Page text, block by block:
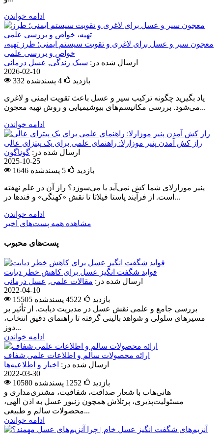
ادامه خواندن
معجون سیر و عسل برای لاغری و تقویت سیستم ایمنی؛ طرز تهیه،
خواص و بررسی علمی
ارسال شده در: سبک زندگی, عسل درمانی
2026-02-10
332 بازدید
4 پسندشده
یاد بگیرید چگونه ترکیب سیر و عسل باعث تقویت ایمنی و لاغری
می‌شود. بررسی مکانیسم‌های بیوشیمیایی و روش تهیه معجون...
ادامه خواندن
راز کش آمدن پنیر موزارلا: راهنمای علمی برای یک پیتزای عالی
ارسال شده در: گوناگون
2025-10-25
1646 بازدید
5 پسندشده
پنیر موزارلای شما کش نمی‌آید یا می‌سوزد؟ راز آن در علم نهفته
است. از فرآیند پاستا فیلاتا تا نقش «کهنگی» و قندها در...
ادامه خواندن
مشاهده همه پست‌های اخیر
پست‌های محبوب
فواید شگفت انگیز عسل برای کاهش خطر دیابت
ارسال شده در: مقالات علمی, عسل درمانی
2022-04-10
15505 بازدید
4522 پسندشده
بررسی جامع و علمی نقش عسل در مدیریت دیابت. از تأثیر بر
مسیرهای سلولی و شواهد بالینی گرفته تا راهنمای دقیق انتخاب،
دوز...
ادامه خواندن
ارائه محصولات سالم و اطلاعات علمی شفاف
ارسال شده در: اخبار و اطلاعیه‌ها
2022-03-30
10580 بازدید
1252 پسندشده
هانی‌هاب با شعار صداقت، شفافیت، مشتری‌مداری و
مسئولیت‌پذیری، پرتلاش همچون زنبور عسل به اذن الهی،
محصولات سالم و طبیعی...
ادامه خواندن